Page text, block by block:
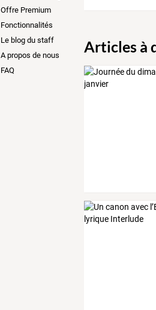
Offre Premium
Fonctionnalités
Le blog du staff
A propos de nous
FAQ
Articles à